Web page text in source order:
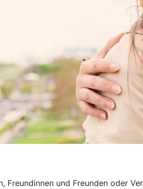
Freundinnen und Freunden oder